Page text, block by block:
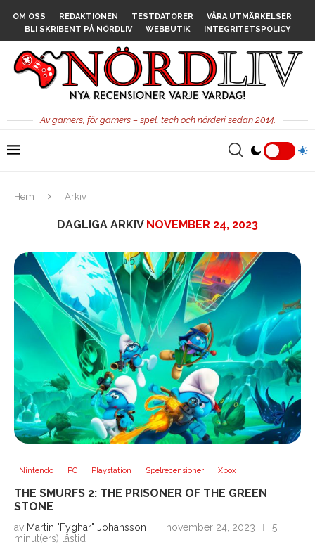
OM OSS REDAKTIONEN TESTDATORER
VÅRA UTMÄRKELSER
BLI SKRIBENT PÅ NÖRDLIV
WEBBUTIK INTEGRITETSPOLICY
Av gamers, för gamers – spel, tech och nörderi sedan 2014.
Hem Arkiv
DAGLIGA ARKIV NOVEMBER 24, 2023
Nintendo PC Playstation Spelrecensioner Xbox
THE SMURFS 2: THE PRISONER OF THE GREEN
STONE
av Martin "Fyghar" Johansson november 24, 2023
5
minut(ers) lästid